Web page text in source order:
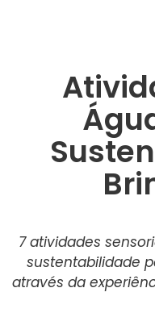
7 atividades
sustentabilidade
através da